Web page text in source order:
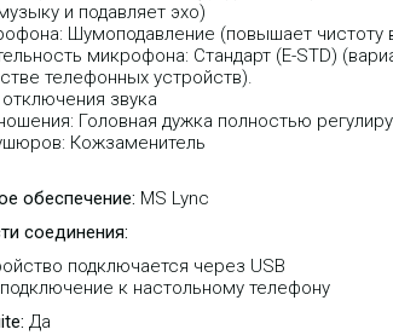
и подавляет эхо)
Шумоподавление (повышает
микрофона: Стандарт (E-STD)
телефонных устройств).
звука
Головная дужка полностью
Кожзаменитель
обеспечение: MS Lync
соединения:
подключается через USB
к настольному телефону
Да